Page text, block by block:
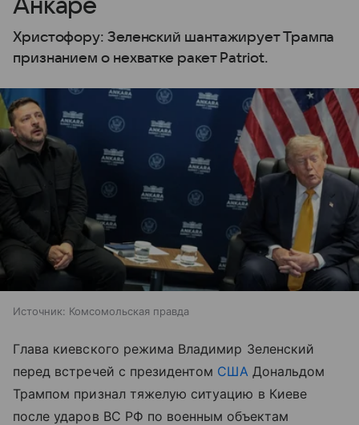
Анкаре
Христофору: Зеленский шантажирует Трампа
признанием о нехватке ракет Patriot.
Источник: Комсомольская правда
Глава киевского режима Владимир Зеленский
перед встречей с президентом США Дональдом
Трампом признал тяжелую ситуацию в Киеве
после ударов ВС РФ по военным объектам